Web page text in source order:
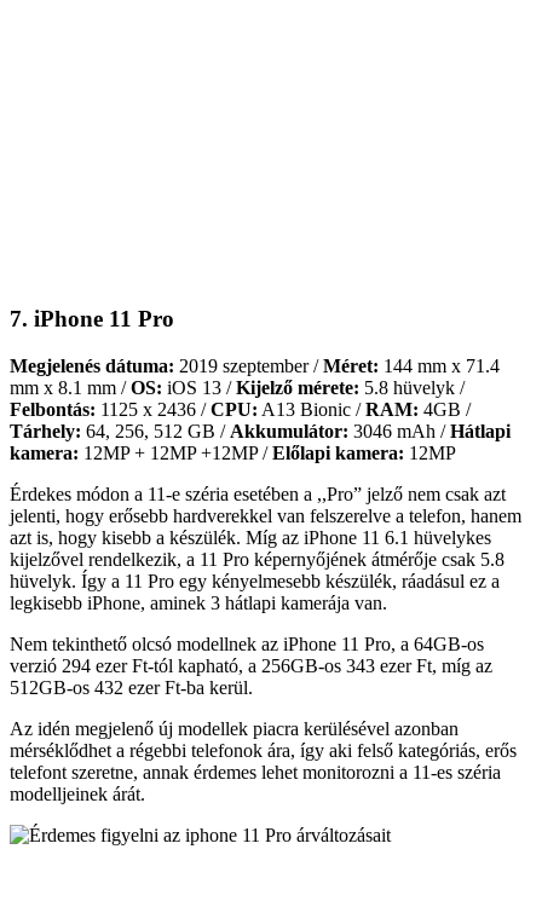
7. iPhone 11 Pro
Megjelenés dátuma: 2019 szeptember /Méret: 144 mm x 71.4
mm x 8.1 mm /OS: iOS 13 /Kijelző mérete: 5.8 hüvelyk /
Felbontás: 1125 x 2436 /CPU: A13 Bionic /RAM: 4GB /
Tárhely: 64, 256, 512 GB / Akkumulátor: 3046 mAh /Hátlapi
kamera: 12MP + 12MP +12MP /Előlapi kamera: 12MP
Érdekes módon a 11-e széria esetében a ,,Pro” jelző nem csak azt
jelenti, hogy erősebb hardverekkel van felszerelve a telefon, hanem
azt is, hogy kisebb a készülék. Míg az iPhone 11 6.1 hüvelykes
kijelzővel rendelkezik, a 11 Pro képernyőjének átmérője csak 5.8
hüvelyk. Így a 11 Pro egy kényelmesebb készülék, ráadásul ez a
legkisebb iPhone, aminek 3 hátlapi kamerája van.
Nem tekinthető olcsó modellnek az iPhone 11 Pro, a 64GB-os
verzió 294 ezer Ft-tól kapható, a 256GB-os 343 ezer Ft, míg az
512GB-os 432 ezer Ft-ba kerül.
Az idén megjelenő új modellek piacra kerülésével azonban
mérséklődhet a régebbi telefonok ára, így aki felső kategóriás, erős
telefont szeretne, annak érdemes lehet monitorozni a 11-es széria
modelljeinek árát.